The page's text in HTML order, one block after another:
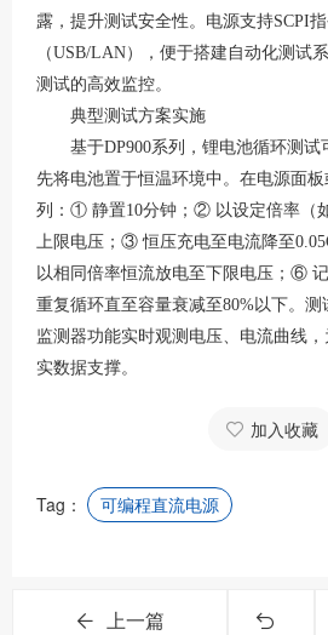
露，提升测试安全性。电源支持SCPI
（USB/LAN），便于搭建自动化测试
测试的高效监控。
典型测试方案实施
基于DP900系列，锂电池循环测
先将电池置于恒温环境中 。在电源面
列： ① 静置10分钟；② 以设定倍率（
上限电压；③ 恒压充电至电流降至
以相同倍率恒流放电至下限电压；⑥
重复循环直至容量衰减至80%以下。测
监测器功能实时观测电压、电流曲线
实数据支撑。
加入收藏
Tag： 可编程直流电源
上一篇